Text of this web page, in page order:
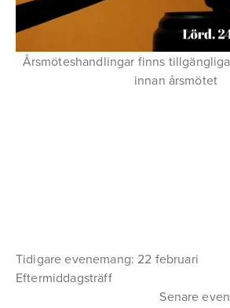
Årsmöteshandlingar finns
innan årsmötet
Tidigare evenemang: 22 februari
Eftermiddagsträff
Senare